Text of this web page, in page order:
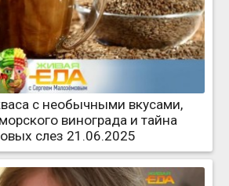
с необычными вкусами,
винограда и тайна
слез 21.06.2025